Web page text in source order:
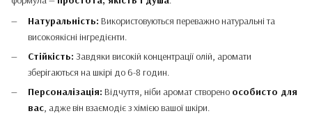
Натуральність: Використовуються переважно натуральні та
високоякісні інгредієнти.
Стійкість: Завдяки високій концентрації олій, аромати
зберігаються на шкірі до 6-8 годин.
Персоналізація: Відчуття, ніби аромат створено особисто для
вас, адже він взаємодіє з хімією вашої шкіри.